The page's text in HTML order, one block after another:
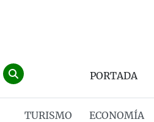
PORTADA
TURISMO ECONOMÍA